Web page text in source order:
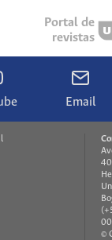
Portal de
revistas
Email
©